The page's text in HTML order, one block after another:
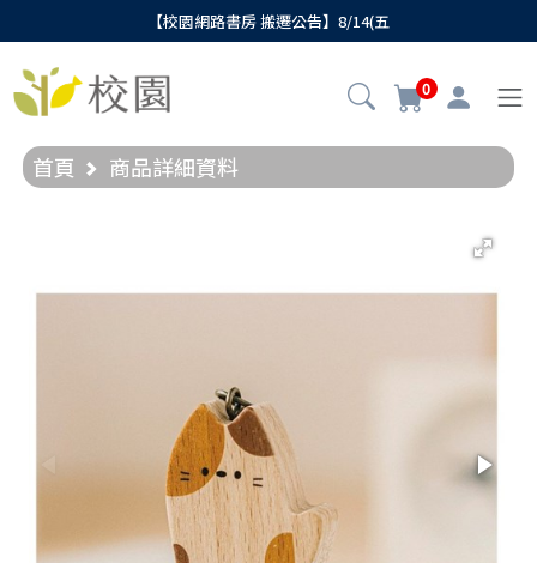
【校園網路書房 搬遷公告】8/14(五
0
首頁 商品詳細資料